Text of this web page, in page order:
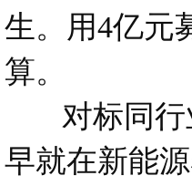
生。用4亿元
算。
对标同行
早就在新能